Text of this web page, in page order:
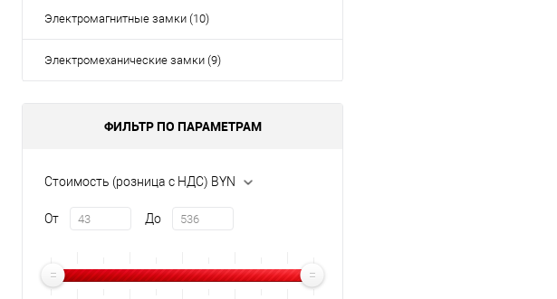
Электромагнитные замки (10)
Электромеханические замки (9)
ФИЛЬТР ПО ПАРАМЕТРАМ
Стоимость (розница с НДС) BYN
От До